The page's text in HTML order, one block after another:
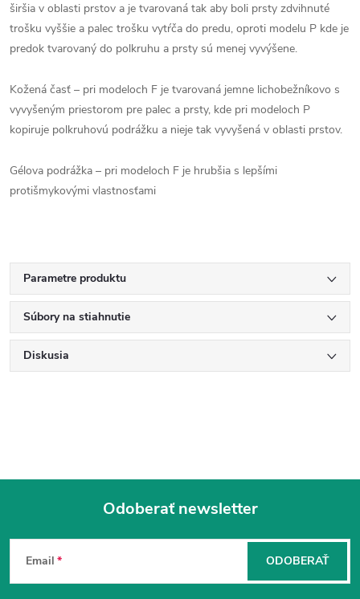
širšia v oblasti prstov a je tvarovaná tak aby boli prsty zdvihnuté
trošku vyššie a palec trošku vytŕča do predu, oproti modelu P kde je
predok tvarovaný do polkruhu a prsty sú menej vyvýšene.
Kožená časť – pri modeloch F je tvarovaná jemne lichobežníkovo s
vyvyšeným priestorom pre palec a prsty, kde pri modeloch P
kopiruje polkruhovú podrážku a nieje tak vyvyšená v oblasti prstov.
Gélova podrážka – pri modeloch F je hrubšia s lepšími
protišmykovými vlastnosťami
Parametre produktu
Súbory na stiahnutie
Diskusia
Z
p
Odoberať newsletter
Email ODOBERAŤ